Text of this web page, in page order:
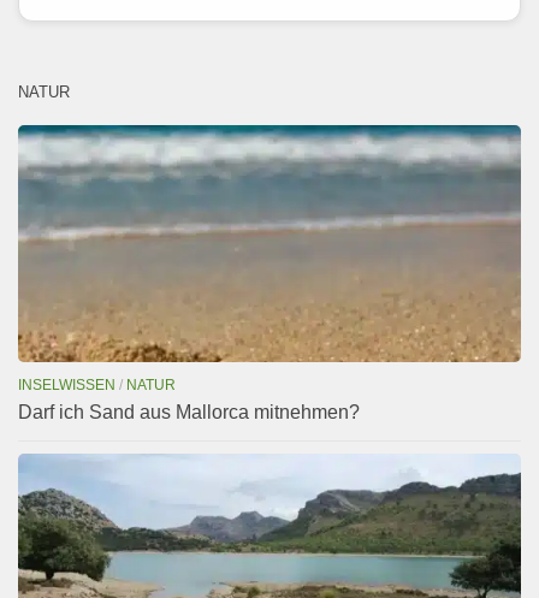
NATUR
INSELWISSEN / NATUR
Darf ich Sand aus Mallorca mitnehmen?